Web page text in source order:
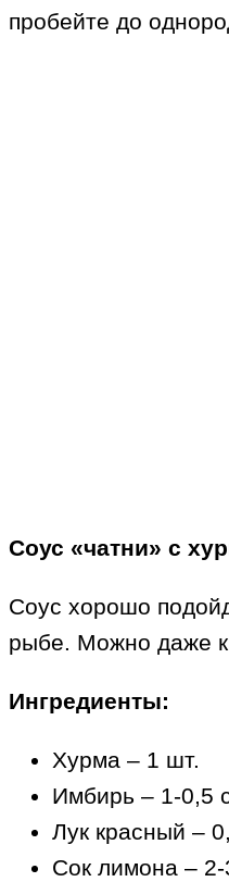
пробейте до
Соус «чатни» с
Соус хорошо
рыбе. Можно даже к
Ингредиенты:
Хурма – 1 шт.
Имбирь – 1-0,5
Лук красный –
Сок лимона – 2-